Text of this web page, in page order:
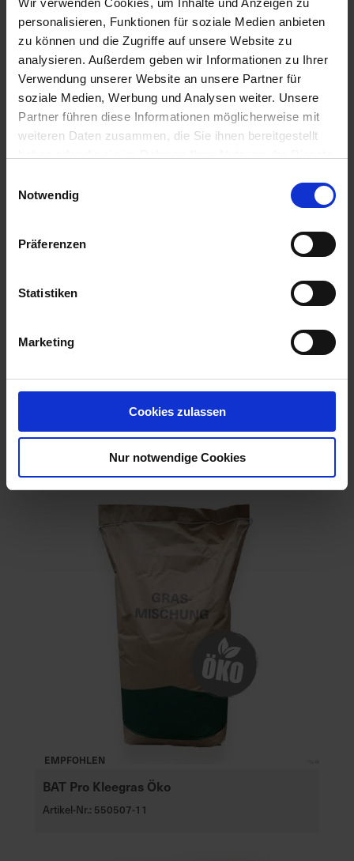
Wir verwenden Cookies, um Inhalte und Anzeigen zu
personalisieren, Funktionen für soziale Medien anbieten
zu können und die Zugriffe auf unsere Website zu
analysieren. Außerdem geben wir Informationen zu Ihrer
Verwendung unserer Website an unsere Partner für
soziale Medien, Werbung und Analysen weiter. Unsere
Partner führen diese Informationen möglicherweise mit
weiteren Daten zusammen, die Sie ihnen bereitgestellt
Notwendig
Präferenzen
Statistiken
Marketing
Cookies zulassen
Nur notwendige Cookies
EMPFOHLEN
BAT Pro Standard GIIo
Artikel-Nr.: 550203-11
EMPFOHLEN
BAT Pro Kleegras Öko
Artikel-Nr.: 550507-11